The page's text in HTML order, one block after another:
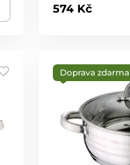
574 Kč
Doprava zdarma